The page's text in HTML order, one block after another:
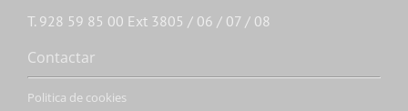
T. 928 59 85 00 Ext 3805 / 06 / 07 / 08
Contactar
Politica de cookies